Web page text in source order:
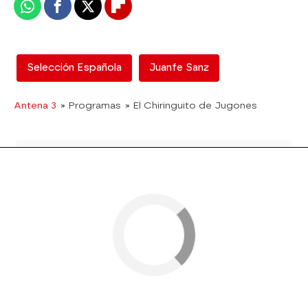
WhatsappFacebook
X Flipboard
Selección Española Juanfe Sanz
Antena 3 » Programas » El Chiringuito de Jugones